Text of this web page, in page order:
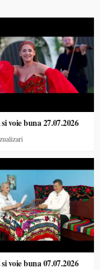
voie buna 27.07.2026
voie buna 07.07.2026